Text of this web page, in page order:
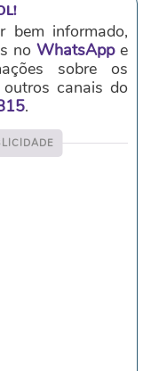
bem informado,
noWhatsAppe
sobre os
canais do
.